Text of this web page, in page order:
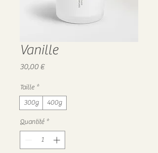
Vanille
30,00 €Prix
Taille *
300g
400g
Quantité *